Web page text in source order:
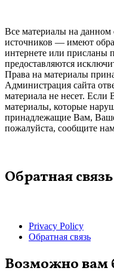
Все материалы на данном
источников — имеют
интернете или присланы
предоставляются
Права на материалы
Администрация сайта
материала не несет.
материалы, которые
принадлежащие Вам,
пожалуйста, сообщите
Обратная связь
Privacy Policy
Обратная связь
Возможно вам